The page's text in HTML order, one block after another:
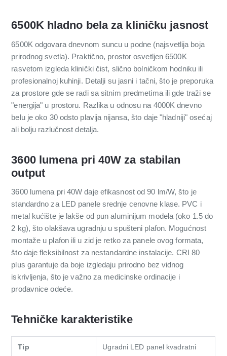
6500K hladno bela za kliničku jasnost
6500K odgovara dnevnom suncu u podne (najsvetlija boja
prirodnog svetla). Praktično, prostor osvetljen 6500K
rasvetom izgleda klinički čist, slično bolničkom hodniku ili
profesionalnoj kuhinji. Detalji su jasni i tačni, što je preporuka
za prostore gde se radi sa sitnim predmetima ili gde traži se
"energija" u prostoru. Razlika u odnosu na 4000K dnevno
belu je oko 30 odsto plavija nijansa, što daje "hladniji" osećaj
ali bolju razlučnost detalja.
3600 lumena pri 40W za stabilan
output
3600 lumena pri 40W daje efikasnost od 90 lm/W, što je
standardno za LED panele srednje cenovne klase. PVC i
metal kućište je lakše od pun aluminijum modela (oko 1.5 do
2 kg), što olakšava ugradnju u spušteni plafon. Mogućnost
montaže u plafon ili u zid je retko za panele ovog formata,
što daje fleksibilnost za nestandardne instalacije. CRI 80
plus garantuje da boje izgledaju prirodno bez vidnog
iskrivljenja, što je važno za medicinske ordinacije i
prodavnice odeće.
Tehničke karakteristike
Tip Ugradni LED panel kvadratni